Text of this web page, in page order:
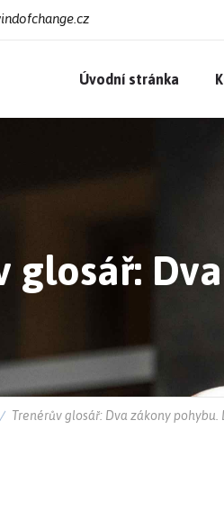
Úvodní stránka
glosář:
Trenérův glosář: Dva zákony pohybu.